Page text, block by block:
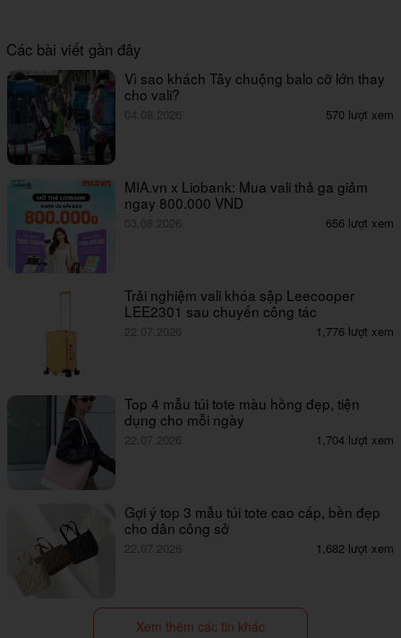
Các bài viết gần đây
Vì sao khách Tây chuộng balo cỡ lớn thay
cho vali?
04.08.2026 570 lượt xem
MIA.vn x Liobank: Mua vali thả ga giảm
ngay 800.000 VND
03.08.2026 656 lượt xem
Trải nghiệm vali khóa sập Leecooper
LEE2301 sau chuyến công tác
22.07.2026 1,776 lượt xem
Top 4 mẫu túi tote màu hồng đẹp, tiện
dụng cho mỗi ngày
22.07.2026 1,704 lượt xem
Gợi ý top 3 mẫu túi tote cao cấp, bền đẹp
cho dân công sở
22.07.2026 1,682 lượt xem
Xem thêm các tin khác